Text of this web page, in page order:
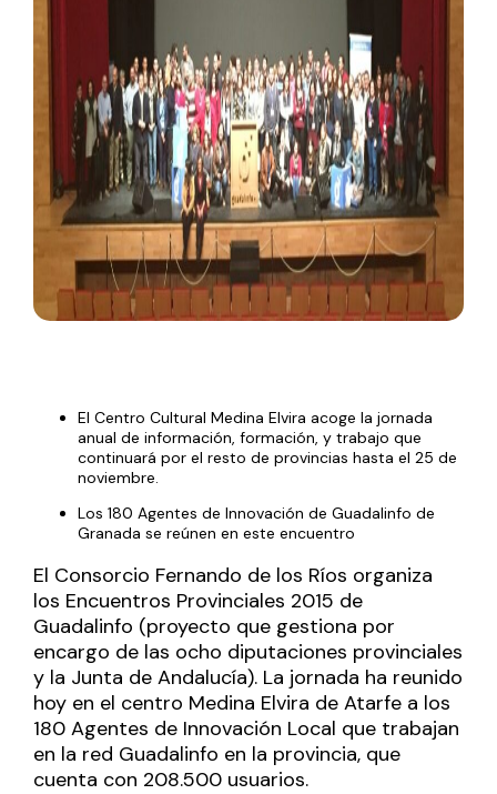
El Centro Cultural Medina Elvira acoge la jornada
anual de información, formación, y trabajo que
continuará por el resto de provincias hasta el 25 de
noviembre.
Los 180 Agentes de Innovación de Guadalinfo de
Granada se reúnen en este encuentro
El Consorcio Fernando de los Ríos organiza
los Encuentros Provinciales 2015 de
Guadalinfo (proyecto que gestiona por
encargo de las ocho diputaciones provinciales
y la Junta de Andalucía). La jornada ha reunido
hoy en el centro Medina Elvira de Atarfe a los
180 Agentes de Innovación Local que trabajan
en la red Guadalinfo en la provincia, que
cuenta con 208.500 usuarios.